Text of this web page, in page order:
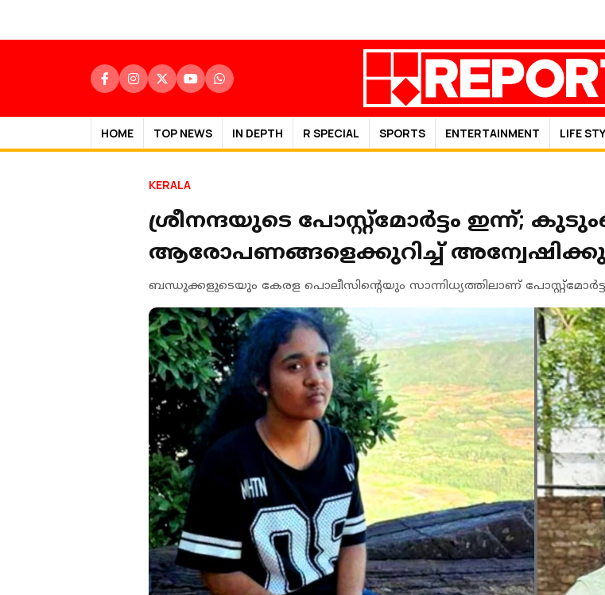
HOME TOP NEWS IN DEPTH R SPECIAL SPORTS ENTERTAINMENT LIFE
KERALA
ശ്രീനന്ദയുടെ പോസ്റ്റ്‌മോര്‍ട്ടം ഇന്ന്;
ആരോപണങ്ങളെക്കുറിച്ച്
ബന്ധുക്കളുടെയും കേരള പൊലീസിന്റെയും സാന്നിധ്യത്തിലാണ്